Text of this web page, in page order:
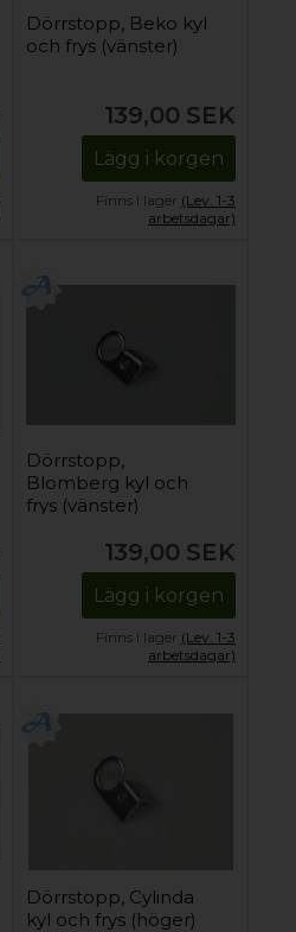
Dörrstopp, Beko kyl
och frys (vänster)
139,00 SEK
Lägg i korgen
Finns i lager (Lev. 1-3
arbetsdagar)
Dörrstopp,
Blomberg kyl och
frys (vänster)
139,00 SEK
Lägg i korgen
Finns i lager (Lev. 1-3
arbetsdagar)
Dörrstopp, Cylinda
kyl och frys (höger)